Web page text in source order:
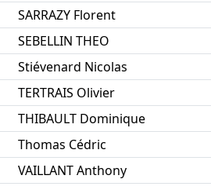
SARRAZY Florent
SEBELLIN THEO
Stiévenard Nicolas
TERTRAIS Olivier
THIBAULT Dominique
Thomas Cédric
VAILLANT Anthony